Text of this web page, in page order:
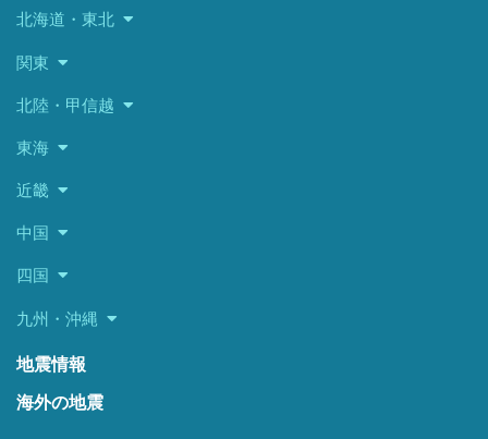
北海道・東北
関東
北陸・甲信越
東海
近畿
中国
四国
九州・沖縄
地震情報
海外の地震